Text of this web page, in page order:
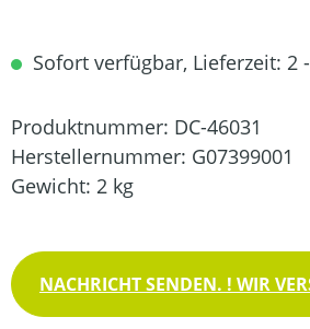
Sofort verfügbar, Lieferzeit: 2
Produktnummer: DC-46031
Herstellernummer: G07399001
Gewicht: 2 kg